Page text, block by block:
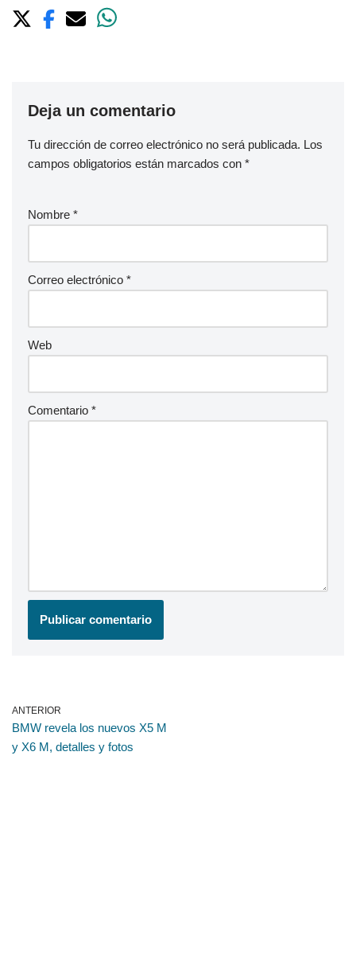
Deja un comentario
Tu dirección de correo electrónico no será publicada. Los
campos obligatorios están marcados con *
Nombre *
Correo electrónico *
Web
Comentario *
ANTERIOR
BMW revela los nuevos X5 M
y X6 M, detalles y fotos